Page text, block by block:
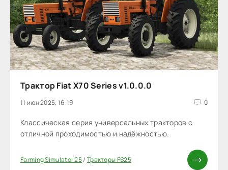
Трактор Fiat X70 Series v1.0.0.0
11 июн 2025, 16:19 0
Классическая серия универсальных тракторов с
отличной проходимостью и надёжностью.
Farming Simulator 25/ Тракторы FS25